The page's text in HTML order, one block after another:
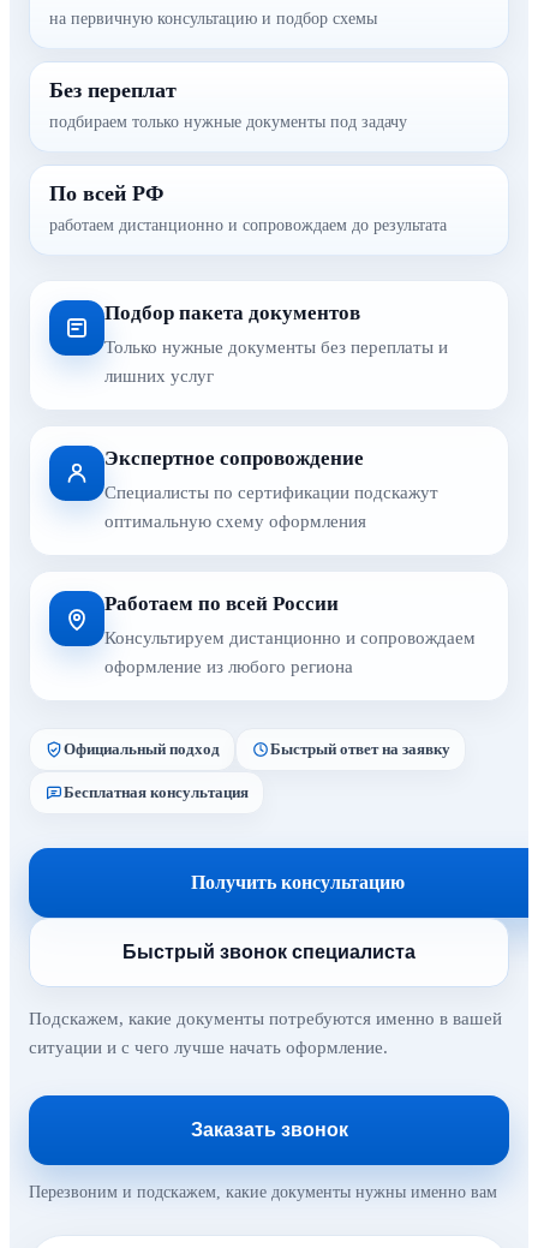
на первичную консультацию и подбор схемы
Без переплат
подбираем только нужные документы под задачу
По всей РФ
работаем дистанционно и сопровождаем до результата
Подбор пакета документов
Только нужные документы без переплаты и
лишних услуг
Экспертное сопровождение
Специалисты по сертификации подскажут
оптимальную схему оформления
Работаем по всей России
Консультируем дистанционно и сопровождаем
оформление из любого региона
Официальный подход Быстрый ответ на заявку
Бесплатная консультация
Получить консультацию
Быстрый звонок специалиста
Подскажем, какие документы потребуются именно в вашей
ситуации и с чего лучше начать оформление.
Заказать звонок
Перезвоним и подскажем, какие документы нужны именно вам